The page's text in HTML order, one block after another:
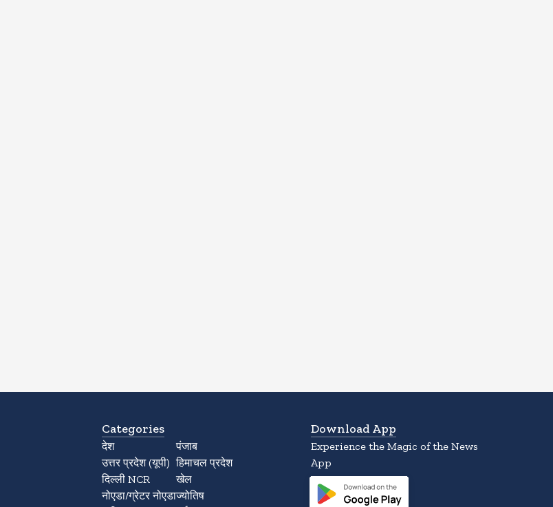
Categories
देश
उत्तर प्रदेश (यूपी)
दिल्ली NCR
नोएडा/ग्रेटर नोएडा
पंजाब
हिमाचल प्रदेश
खेल
ज्योतिष
Download App
Experience the Magic of the News
App